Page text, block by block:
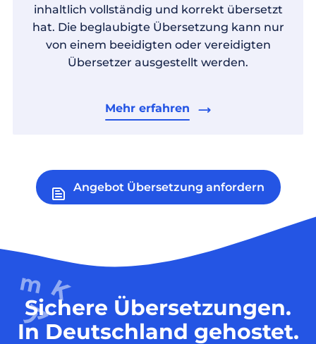
inhaltlich vollständig und korrekt übersetzt
hat. Die beglaubigte Übersetzung kann nur
von einem beeidigten oder vereidigten
Übersetzer ausgestellt werden.
Mehr erfahren
Angebot Übersetzung anfordern
Sichere Übersetzungen.
In Deutschland gehostet.